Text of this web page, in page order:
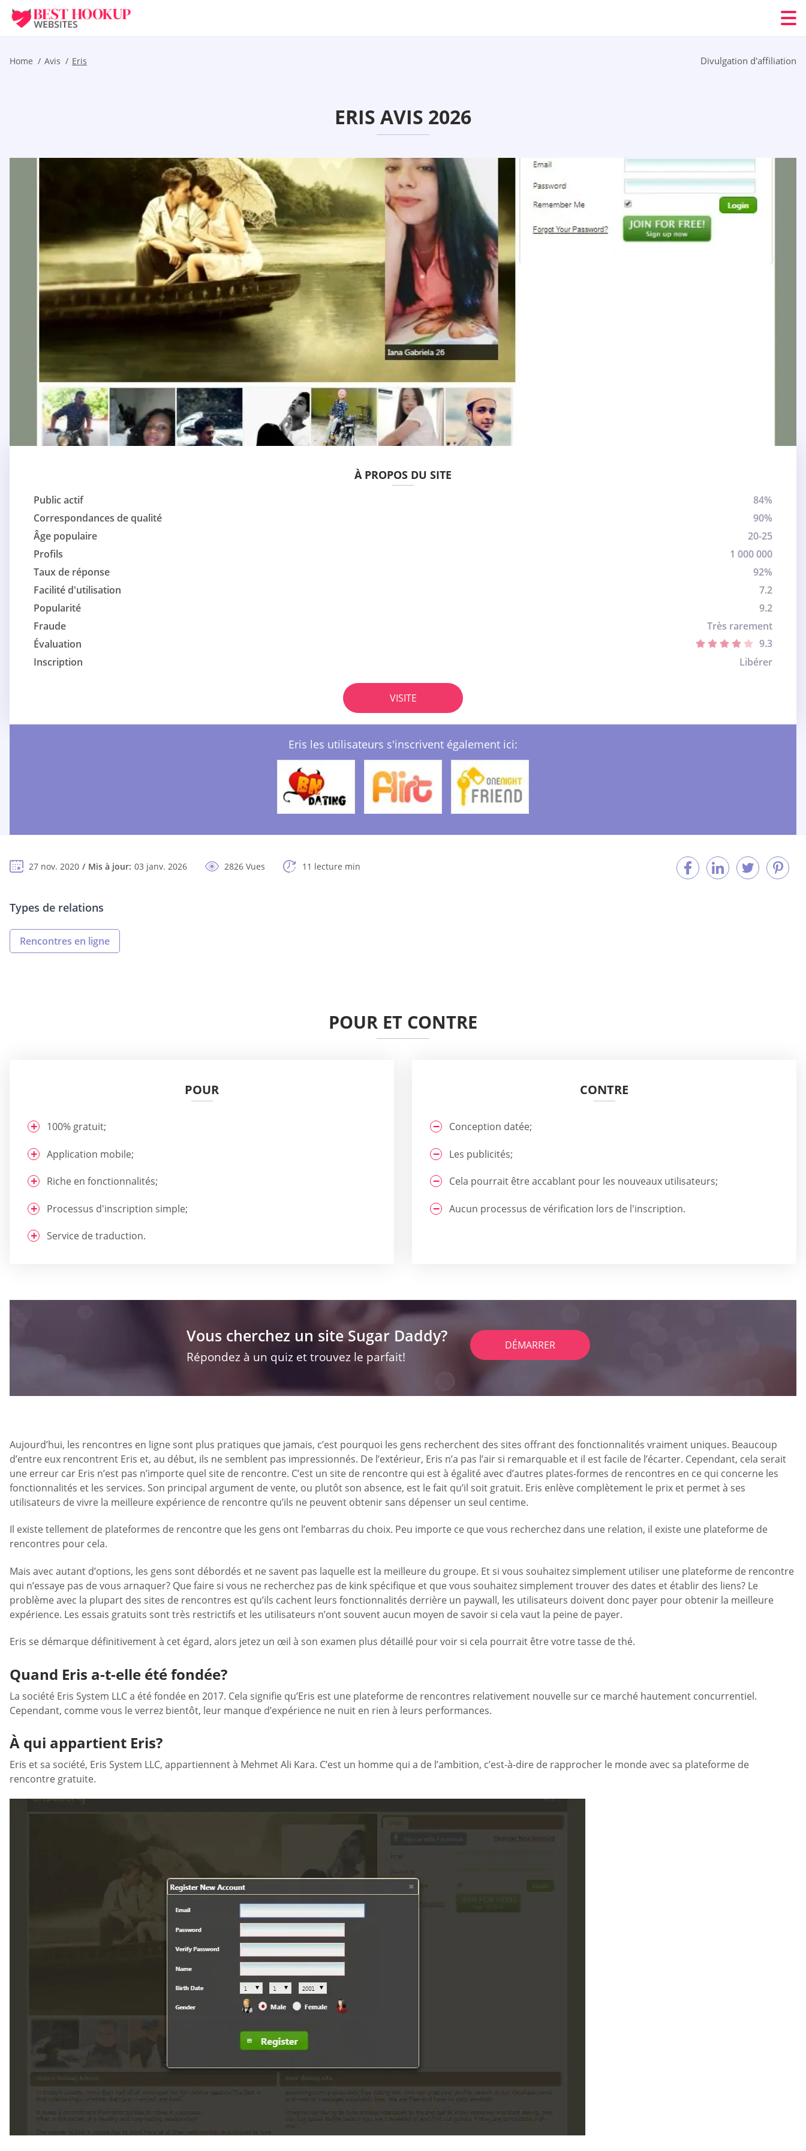
Home Avis Eris Divulgation d'affiliation
ERIS AVIS 2026
À PROPOS DU SITE
Public actif
84%
Correspondances de qualité
90%
Âge populaire
20-25
Profils
1 000 000
Taux de réponse
92%
Facilité d'utilisation
7.2
Popularité
9.2
Fraude
Très rarement
Évaluation
9.3
Inscription
Libérer
VISITE
Eris les utilisateurs s'inscrivent également ici:
27 nov. 2020 Mis à jour: 03 janv. 2026 2826 Vues 11 lecture min
Types de relations
Rencontres en ligne
POUR ET CONTRE
POUR
100% gratuit;
Application mobile;
Riche en fonctionnalités;
Processus d'inscription simple;
Service de traduction.
CONTRE
Conception datée;
Les publicités;
Cela pourrait être accablant pour les nouveaux utilisateurs;
Aucun processus de vérification lors de l'inscription.
Vous cherchez un site Sugar Daddy?
Répondez à un quiz et trouvez le parfait!
DÉMARRER
Aujourd’hui, les rencontres en ligne sont plus pratiques que jamais, c’est pourquoi les gens recherchent des sites offrant des fonctionnalités vraiment uniques. Beaucoup
d’entre eux rencontrent Eris et, au début, ils ne semblent pas impressionnés. De l’extérieur, Eris n’a pas l’air si remarquable et il est facile de l’écarter. Cependant, cela serait
une erreur car Eris n’est pas n’importe quel site de rencontre. C’est un site de rencontre qui est à égalité avec d’autres plates-formes de rencontres en ce qui concerne les
fonctionnalités et les services. Son principal argument de vente, ou plutôt son absence, est le fait qu’il soit gratuit. Eris enlève complètement le prix et permet à ses
utilisateurs de vivre la meilleure expérience de rencontre qu’ils ne peuvent obtenir sans dépenser un seul centime.
Il existe tellement de plateformes de rencontre que les gens ont l’embarras du choix. Peu importe ce que vous recherchez dans une relation, il existe une plateforme de
rencontres pour cela.
Mais avec autant d’options, les gens sont débordés et ne savent pas laquelle est la meilleure du groupe. Et si vous souhaitez simplement utiliser une plateforme de rencontre
qui n’essaye pas de vous arnaquer? Que faire si vous ne recherchez pas de kink spécifique et que vous souhaitez simplement trouver des dates et établir des liens? Le
problème avec la plupart des sites de rencontres est qu’ils cachent leurs fonctionnalités derrière un paywall, les utilisateurs doivent donc payer pour obtenir la meilleure
expérience. Les essais gratuits sont très restrictifs et les utilisateurs n’ont souvent aucun moyen de savoir si cela vaut la peine de payer.
Eris se démarque définitivement à cet égard, alors jetez un œil à son examen plus détaillé pour voir si cela pourrait être votre tasse de thé.
Quand Eris a-t-elle été fondée?
La société Eris System LLC a été fondée en 2017. Cela signifie qu’Eris est une plateforme de rencontres relativement nouvelle sur ce marché hautement concurrentiel.
Cependant, comme vous le verrez bientôt, leur manque d’expérience ne nuit en rien à leurs performances.
À qui appartient Eris?
Eris et sa société, Eris System LLC, appartiennent à Mehmet Ali Kara. C’est un homme qui a de l’ambition, c’est-à-dire de rapprocher le monde avec sa plateforme de
rencontre gratuite.